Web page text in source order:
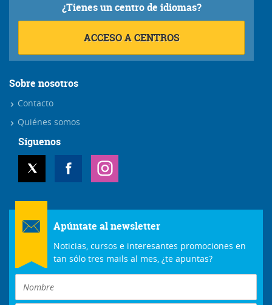
¿Tienes un centro de idiomas?
ACCESO A CENTROS
Sobre nosotros
Contacto
Quiénes somos
Síguenos
Apúntate al newsletter
Noticias, cursos e interesantes promociones en
tan sólo tres mails al mes, ¿te apuntas?